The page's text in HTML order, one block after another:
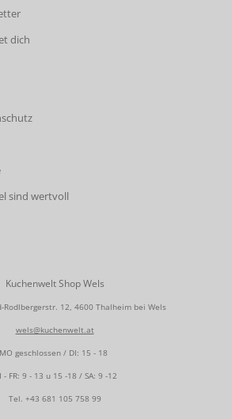
dich
sind wertvoll
Kuchenwelt Shop Wels
Rodlbergerstr. 12, 4600 Thalheim bei Wels
wels@kuchenwelt.at
MO geschlossen / DI: 15 - 18
- FR: 9 - 13 u 15 -18 / SA: 9 -12
Tel. +43 681 105 758 99